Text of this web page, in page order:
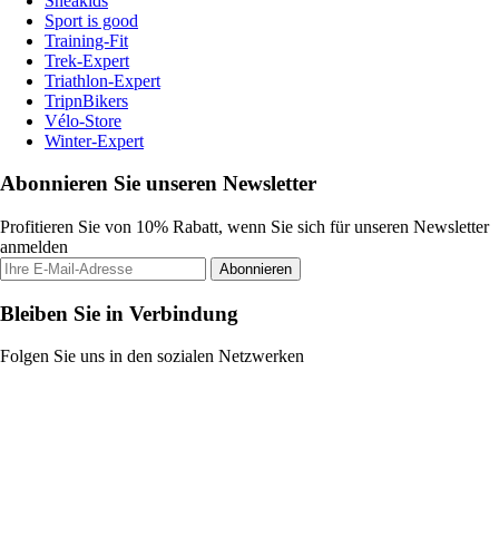
Sport is good
Training-Fit
Trek-Expert
Triathlon-Expert
TripnBikers
Vélo-Store
Winter-Expert
Abonnieren Sie unseren Newsletter
Profitieren Sie von 10% Rabatt, wenn Sie sich für unseren Newsletter
anmelden
Abonnieren
Bleiben Sie in Verbindung
Folgen Sie uns in den sozialen Netzwerken